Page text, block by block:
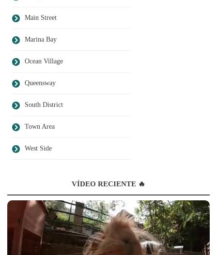
Main Street
Marina Bay
Ocean Village
Queensway
South District
Town Area
West Side
VÍDEO RECIENTE 🔥